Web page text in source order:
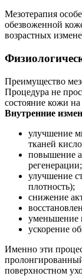
Мезотерапия
обезвоженной
возрастных
Преимущество
Процедура не
состояние кожи
Внутренние
улучшение
тканей
повышение
регенерации;
улучшение
плотность);
снижение
уменьшение
ускорение
Именно эти
поверхностном